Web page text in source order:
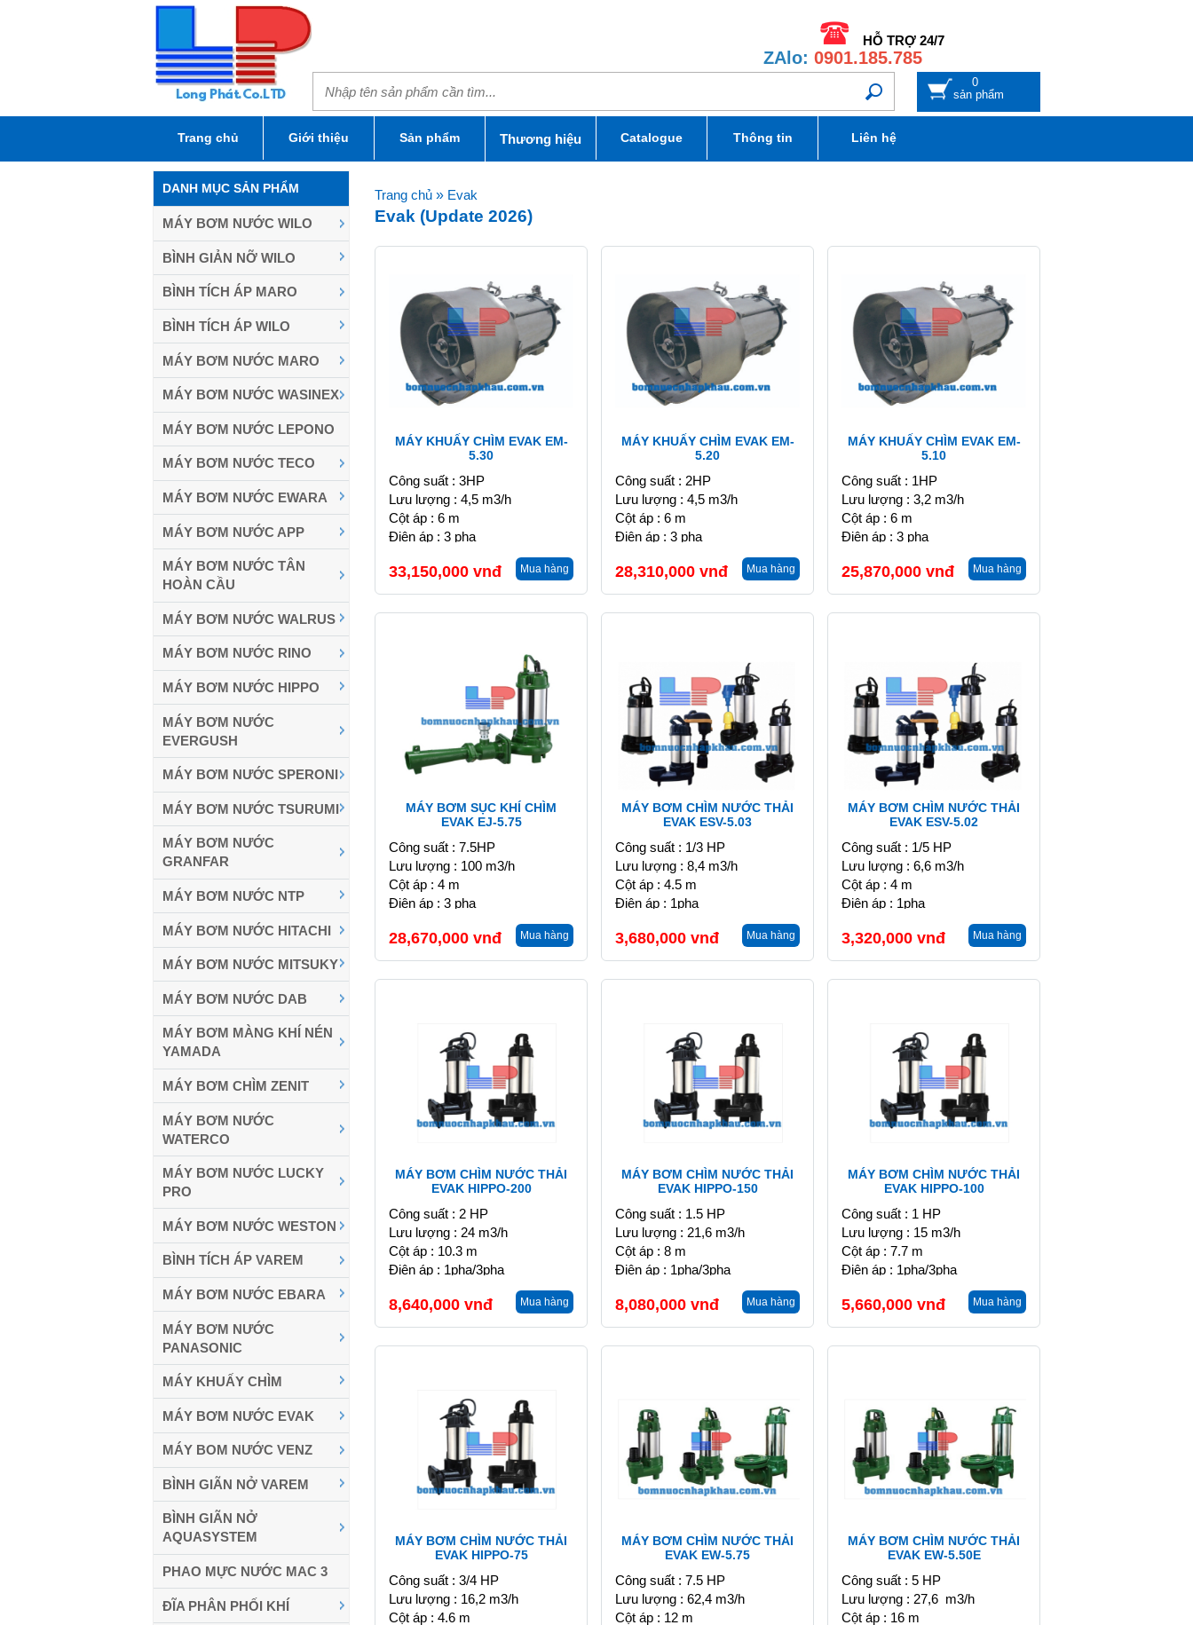
HỖ TRỢ 24/7
ZAlo: 0901.185.785
0
sản phẩm
Trang chủ Giới thiệu Sản phẩm Thương hiệu Catalogue Thông tin Liên hệ
DANH MỤC SẢN PHẨM
MÁY BƠM NƯỚC WILO
BÌNH GIẢN NỠ WILO
BÌNH TÍCH ÁP MARO
BÌNH TÍCH ÁP WILO
MÁY BƠM NƯỚC MARO
MÁY BƠM NƯỚC WASINEX
MÁY BƠM NƯỚC LEPONO
MÁY BƠM NƯỚC TECO
MÁY BƠM NƯỚC EWARA
MÁY BƠM NƯỚC APP
MÁY BƠM NƯỚC TÂN
HOÀN CẦU
MÁY BƠM NƯỚC WALRUS
MÁY BƠM NƯỚC RINO
MÁY BƠM NƯỚC HIPPO
MÁY BƠM NƯỚC
EVERGUSH
MÁY BƠM NƯỚC SPERONI
MÁY BƠM NƯỚC TSURUMI
MÁY BƠM NƯỚC
GRANFAR
MÁY BƠM NƯỚC NTP
MÁY BƠM NƯỚC HITACHI
MÁY BƠM NƯỚC MITSUKY
MÁY BƠM NƯỚC DAB
MÁY BƠM MÀNG KHÍ NÉN
YAMADA
MÁY BƠM CHÌM ZENIT
MÁY BƠM NƯỚC
WATERCO
MÁY BƠM NƯỚC LUCKY
PRO
MÁY BƠM NƯỚC WESTON
BÌNH TÍCH ÁP VAREM
MÁY BƠM NƯỚC EBARA
MÁY BƠM NƯỚC
PANASONIC
MÁY KHUẤY CHÌM
MÁY BƠM NƯỚC EVAK
MÁY BOM NƯỚC VENZ
BÌNH GIÃN NỞ VAREM
BÌNH GIÃN NỞ
AQUASYSTEM
PHAO MỰC NƯỚC MAC 3
ĐĨA PHÂN PHỐI KHÍ
Trang chủ » Evak
Evak (Update 2026)
MÁY KHUẤY CHÌM EVAK EM-
5.30
Công suất : 3HP
Lưu lượng : 4,5 m3/h
Cột áp : 6 m
Điện áp : 3 pha
33,150,000 vnđ Mua hàng
MÁY KHUẤY CHÌM EVAK EM-
5.20
Công suất : 2HP
Lưu lượng : 4,5 m3/h
Cột áp : 6 m
Điện áp : 3 pha
28,310,000 vnđ Mua hàng
MÁY KHUẤY CHÌM EVAK EM-
5.10
Công suất : 1HP
Lưu lượng : 3,2 m3/h
Cột áp : 6 m
Điện áp : 3 pha
25,870,000 vnđ Mua hàng
MÁY BƠM SỤC KHÍ CHÌM
EVAK EJ-5.75
Công suất : 7.5HP
Lưu lượng : 100 m3/h
Cột áp : 4 m
Điện áp : 3 pha
28,670,000 vnđ Mua hàng
MÁY BƠM CHÌM NƯỚC THẢI
EVAK ESV-5.03
Công suất : 1/3 HP
Lưu lượng : 8,4 m3/h
Cột áp : 4.5 m
Điện áp : 1pha
3,680,000 vnđ Mua hàng
MÁY BƠM CHÌM NƯỚC THẢI
EVAK ESV-5.02
Công suất : 1/5 HP
Lưu lượng : 6,6 m3/h
Cột áp : 4 m
Điện áp : 1pha
3,320,000 vnđ Mua hàng
MÁY BƠM CHÌM NƯỚC THẢI
EVAK HIPPO-200
Công suất : 2 HP
Lưu lượng : 24 m3/h
Cột áp : 10.3 m
Điện áp : 1pha/3pha
8,640,000 vnđ Mua hàng
MÁY BƠM CHÌM NƯỚC THẢI
EVAK HIPPO-150
Công suất : 1.5 HP
Lưu lượng : 21,6 m3/h
Cột áp : 8 m
Điện áp : 1pha/3pha
8,080,000 vnđ Mua hàng
MÁY BƠM CHÌM NƯỚC THẢI
EVAK HIPPO-100
Công suất : 1 HP
Lưu lượng : 15 m3/h
Cột áp : 7.7 m
Điện áp : 1pha/3pha
5,660,000 vnđ Mua hàng
MÁY BƠM CHÌM NƯỚC THẢI
EVAK HIPPO-75
Công suất : 3/4 HP
Lưu lượng : 16,2 m3/h
Cột áp : 4.6 m
MÁY BƠM CHÌM NƯỚC THẢI
EVAK EW-5.75
Công suất : 7.5 HP
Lưu lượng : 62,4 m3/h
Cột áp : 12 m
MÁY BƠM CHÌM NƯỚC THẢI
EVAK EW-5.50E
Công suất : 5 HP
Lưu lượng : 27,6 m3/h
Cột áp : 16 m